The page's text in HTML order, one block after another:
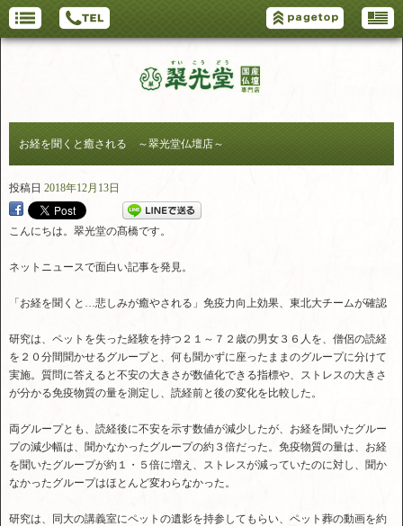
お経を聞くと癒される ～翠光堂仏壇店～
投稿日 2018年12月13日
こんにちは。翠光堂の髙橋です。
ネットニュースで面白い記事を発見。
「お経を聞くと…悲しみが癒やされる」免疫力向上効果、東北大チームが確認
研究は、ペットを失った経験を持つ２１～７２歳の男女３６人を、僧侶の読経
を２０分間聞かせるグループと、何も聞かずに座ったままのグループに分けて
実施。質問に答えると不安の大きさが数値化できる指標や、ストレスの大きさ
が分かる免疫物質の量を測定し、読経前と後の変化を比較した。
両グループとも、読経後に不安を示す数値が減少したが、お経を聞いたグルー
プの減少幅は、聞かなかったグループの約３倍だった。免疫物質の量は、お経
を聞いたグループが約１・５倍に増え、ストレスが減っていたのに対し、聞か
なかったグループはほとんど変わらなかった。
研究は、同大の講義室にペットの遺影を持参してもらい、ペット葬の動画を約